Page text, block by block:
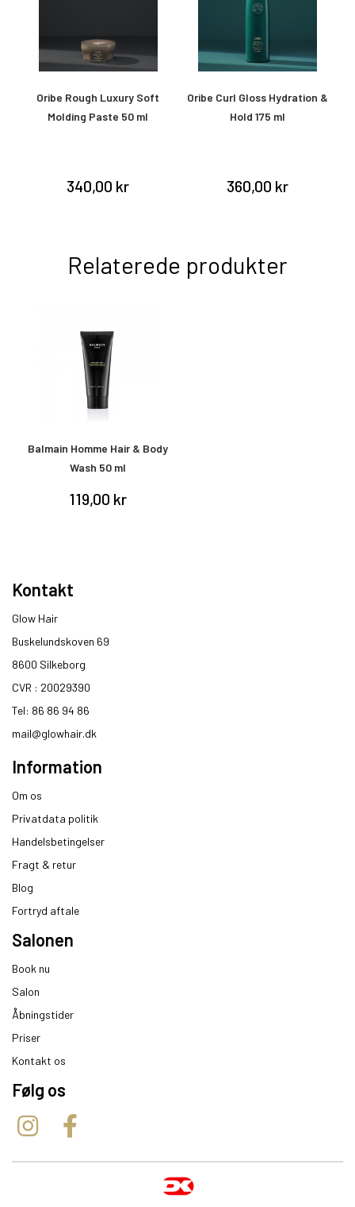
Oribe Rough Luxury Soft
Molding Paste 50 ml
340,00 kr
Oribe Curl Gloss Hydration &
Hold 175 ml
360,00 kr
Relaterede produkter
Balmain Homme Hair & Body
Wash 50 ml
119,00 kr
Kontakt
Glow Hair
Buskelundskoven 69
8600 Silkeborg​
CVR : 20029390​
Tel: 86 86 94 86
mail@glowhair.dk
Information
Om os
Privatdata politik
Handelsbetingelser
Fragt & retur
Blog
Fortryd aftale
Salonen
Book nu
Salon
Åbningstider
Priser
Kontakt os
Følg os